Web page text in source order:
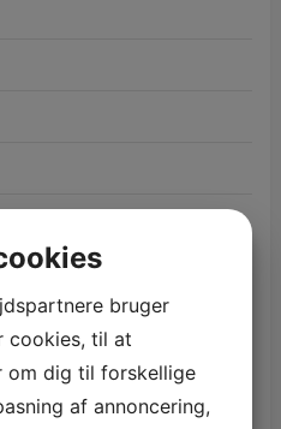
bruger
cookies, til at
om dig til forskellige
af annoncering,